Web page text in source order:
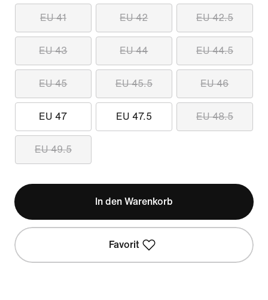
EU 41 EU 42 EU 42.5
EU 43 EU 44 EU 44.5
EU 45 EU 45.5 EU 46
EU 47 EU 47.5 EU 48.5
EU 49.5
In den Warenkorb
Favorit